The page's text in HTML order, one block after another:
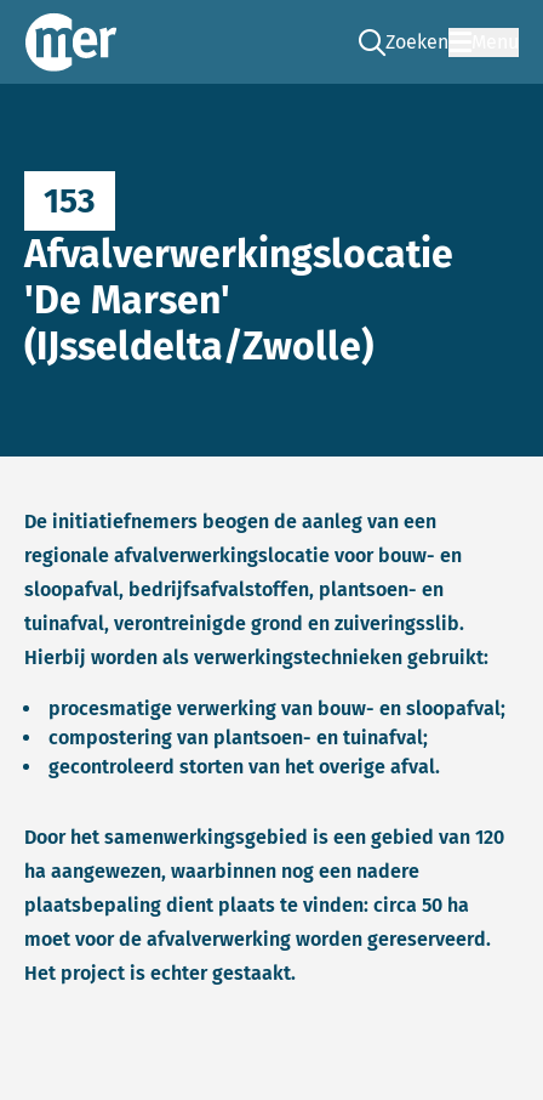
Commissie mer
Zoeken
Ga naar de zoek
153
Afvalverwerkingslocatie
'De Marsen'
(IJsseldelta/Zwolle)
De initiatiefnemers beogen de aanleg van een
regionale afvalverwerkingslocatie voor bouw- en
sloopafval, bedrijfsafvalstoffen, plantsoen- en
tuinafval, verontreinigde grond en zuiveringsslib.
Hierbij worden als verwerkingstechnieken gebruikt:
procesmatige verwerking van bouw- en sloopafval;
compostering van plantsoen- en tuinafval;
gecontroleerd storten van het overige afval.
Door het samenwerkingsgebied is een gebied van 120
ha aangewezen, waarbinnen nog een nadere
plaatsbepaling dient plaats te vinden: circa 50 ha
moet voor de afvalverwerking worden gereserveerd.
Het project is echter gestaakt.